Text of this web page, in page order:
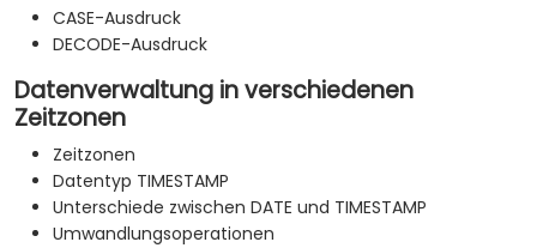
CASE-Ausdruck
DECODE-Ausdruck
Datenverwaltung in verschiedenen
Zeitzonen
Zeitzonen
Datentyp TIMESTAMP
Unterschiede zwischen DATE und TIMESTAMP
Umwandlungsoperationen